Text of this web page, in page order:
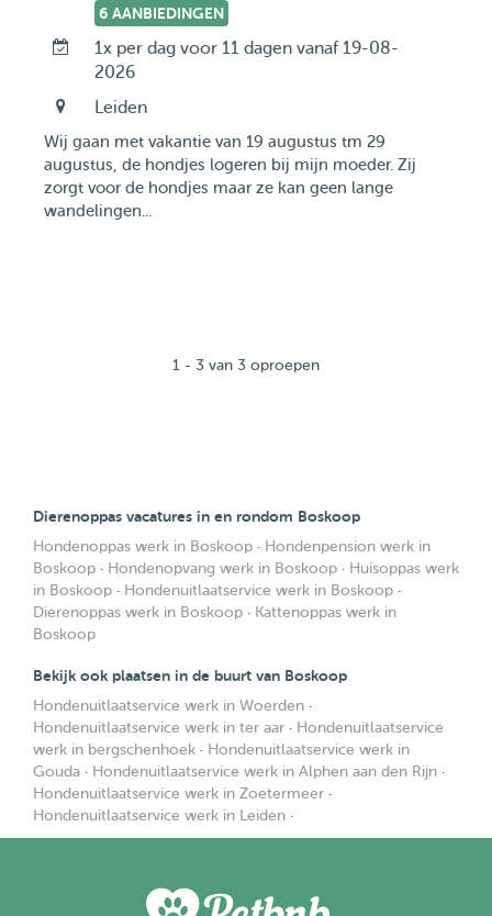
6 AANBIEDINGEN
1x per dag voor 11 dagen vanaf 19-08-
2026
Leiden
Wij gaan met vakantie van 19 augustus tm 29
augustus, de hondjes logeren bij mijn moeder. Zij
zorgt voor de hondjes maar ze kan geen lange
wandelingen...
1 - 3 van 3 oproepen
Dierenoppas vacatures in en rondom Boskoop
Hondenoppas werk in Boskoop · Hondenpension werk in
Boskoop · Hondenopvang werk in Boskoop · Huisoppas werk
in Boskoop · Hondenuitlaatservice werk in Boskoop ·
Dierenoppas werk in Boskoop · Kattenoppas werk in
Boskoop
Bekijk ook plaatsen in de buurt van Boskoop
Hondenuitlaatservice werk in Woerden ·
Hondenuitlaatservice werk in ter aar · Hondenuitlaatservice
werk in bergschenhoek · Hondenuitlaatservice werk in
Gouda · Hondenuitlaatservice werk in Alphen aan den Rijn ·
Hondenuitlaatservice werk in Zoetermeer ·
Hondenuitlaatservice werk in Leiden ·